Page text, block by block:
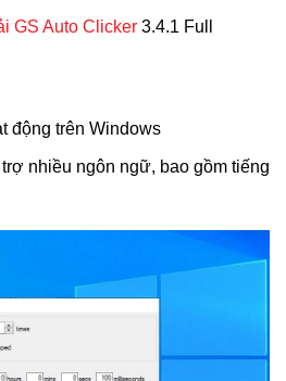
GS Auto Clicker3.4.1 Full
động trên Windows
nhiều ngôn ngữ, bao gồm tiếng